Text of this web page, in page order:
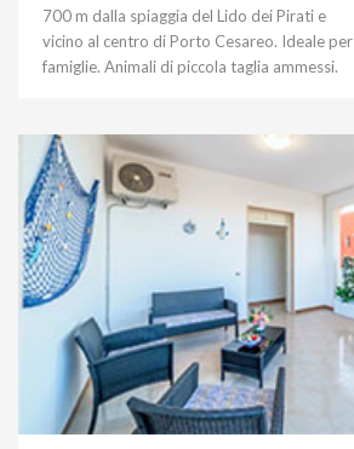
700 m dalla spiaggia del Lido dei Pirati e
vicino al centro di Porto Cesareo. Ideale per
famiglie. Animali di piccola taglia ammessi.